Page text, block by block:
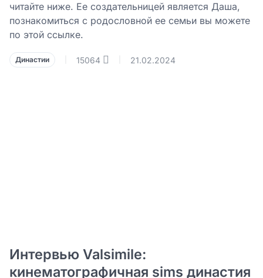
читайте ниже. Ее создательницей является Даша,
познакомиться с родословной ее семьи вы можете
по этой ссылке.
Династии 15064 21.02.2024
Интервью Valsimile:
кинематографичная sims династия